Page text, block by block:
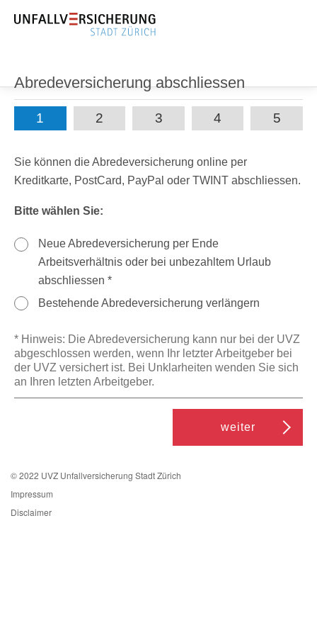
Abredeversicherung abschliessen
1 2 3 4 5
Sie können die Abredeversicherung online per
Kreditkarte, PostCard, PayPal oder TWINT abschliessen.
Bitte wählen Sie:
Neue Abredeversicherung per Ende
Arbeitsverhältnis oder bei unbezahltem Urlaub
abschliessen *
Bestehende Abredeversicherung verlängern
* Hinweis: Die Abredeversicherung kann nur bei der UVZ
abgeschlossen werden, wenn Ihr letzter Arbeitgeber bei
der UVZ versichert ist. Bei Unklarheiten wenden Sie sich
an Ihren letzten Arbeitgeber.
weiter
© 2022 UVZ Unfallversicherung Stadt Zürich
Impressum
Disclaimer